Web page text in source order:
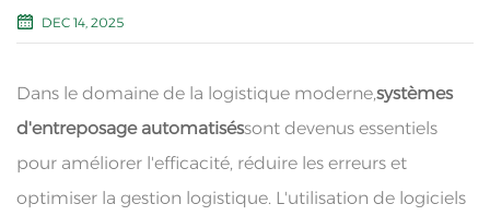
DEC 14, 2025
Dans le domaine de la logistique moderne,systèmes
d'entreposage automatiséssont devenus essentiels
pour améliorer l'efficacité, réduire les erreurs et
optimiser la gestion logistique. L'utilisation de logiciels